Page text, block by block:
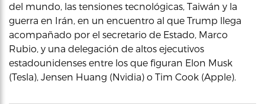
del mundo, las tensiones tecnológicas, Taiwán y la
guerra en Irán, en un encuentro al que Trump llega
acompañado por el secretario de Estado, Marco
Rubio, y una delegación de altos ejecutivos
estadounidenses entre los que figuran Elon Musk
(Tesla), Jensen Huang (Nvidia) o Tim Cook (Apple).